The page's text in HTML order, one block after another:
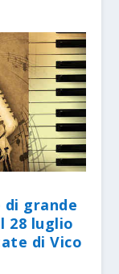
di grande
28 luglio
di Vico